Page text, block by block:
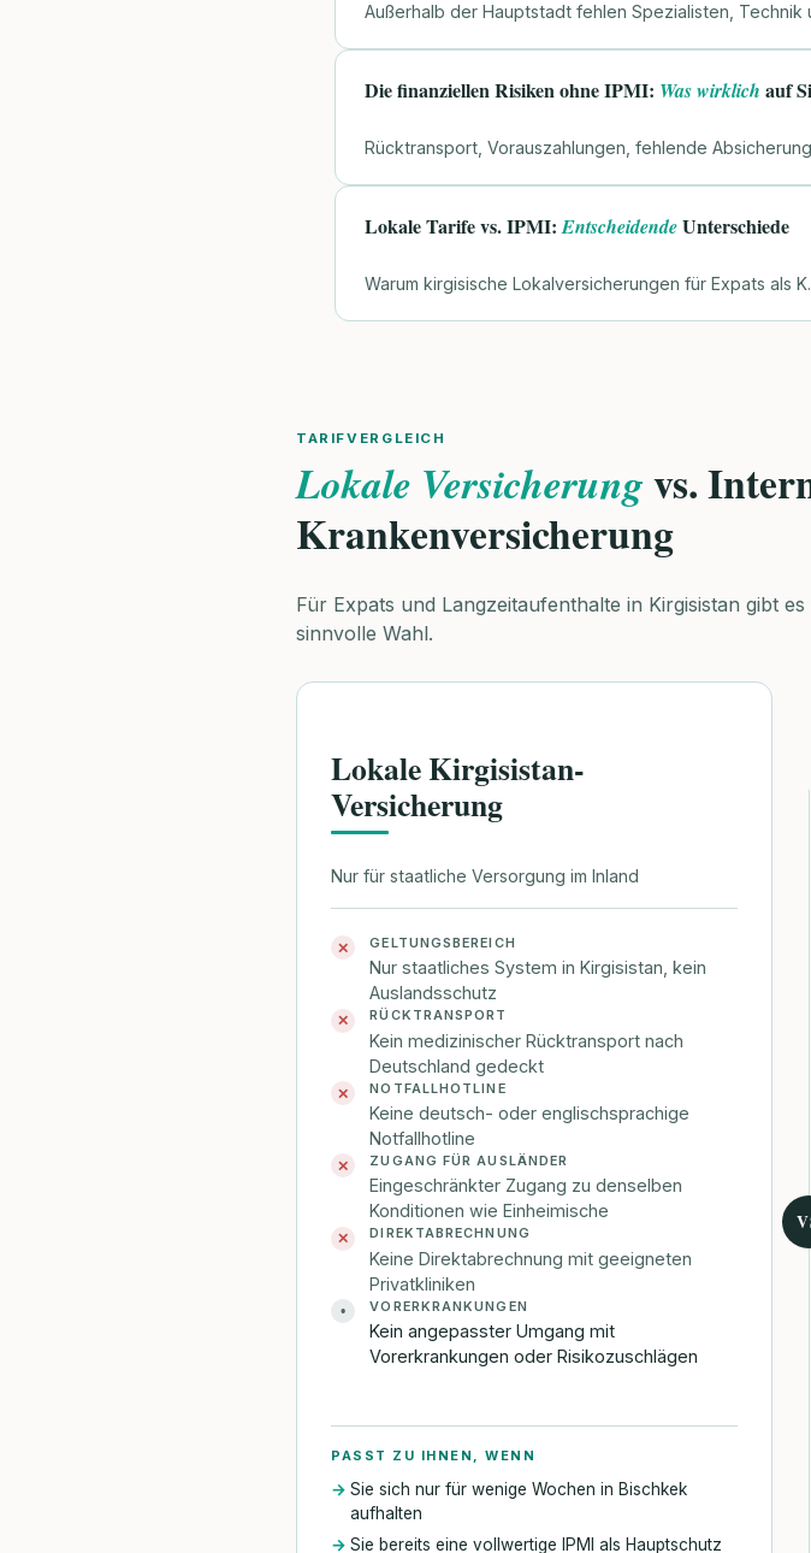
Außerhalb der Hauptstadt fehlen Spezialisten, Technik
Die finanziellen Risiken ohne IPMI: Was wirklich auf
Rücktransport, Vorauszahlungen, fehlende
Lokale Tarife vs. IPMI:EntscheidendeUnterschiede
Warum kirgisische Lokalversicherungen für Expats als
TARIFVERGLEICH
Lokale Versicherungvs.
Krankenversicherung
Für Expats und Langzeitaufenthalte in Kirgisistan gibt
sinnvolle Wahl.
Lokale Kirgisistan-
Versicherung
Nur für staatliche Versorgung im Inland
✕ GELTUNGSBEREICH
Nur staatliches System in Kirgisistan, kein
Auslandsschutz
✕ RÜCKTRANSPORT
Kein medizinischer Rücktransport nach
Deutschland gedeckt
✕ NOTFALLHOTLINE
Keine deutsch- oder englischsprachige
Notfallhotline
✕ ZUGANG FÜR AUSLÄNDER
Eingeschränkter Zugang zu denselben
Konditionen wie Einheimische
✕ DIREKTABRECHNUNG
Keine Direktabrechnung mit geeigneten
Privatkliniken
• VORERKRANKUNGEN
Kein angepasster Umgang mit
Vorerkrankungen oder Risikozuschlägen
PASST ZU IHNEN, WENN
Sie sich nur für wenige Wochen in Bischkek
aufhalten
Sie bereits eine vollwertige IPMI als Hauptschutz